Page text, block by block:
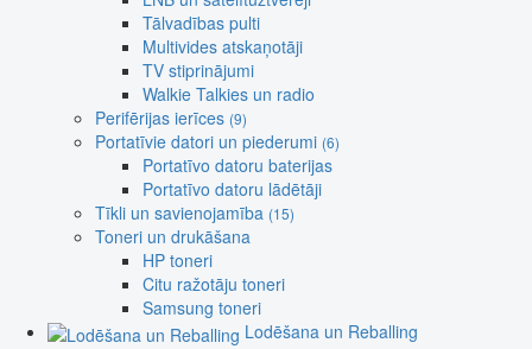
Tālvadības pulti
Multivides atskaņotāji
TV stiprinājumi
Walkie Talkies un radio
Perifērijas ierīces (9)
Portatīvie datori un piederumi (6)
Portatīvo datoru baterijas
Portatīvo datoru lādētāji
Tīkli un savienojamība (15)
Toneri un drukāšana
HP toneri
Citu ražotāju toneri
Samsung toneri
Lodēšana un Reballing